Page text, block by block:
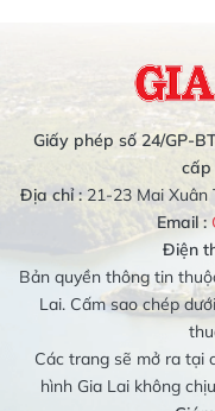
Giấy phép số 24/GP-
cấp
Địa chỉ :21-23 Mai Xuân
Email :
Điện
Bản quyền thông tin
Lai. Cấm sao chép
Các trang sẽ mở ra tại
hình Gia Lai không